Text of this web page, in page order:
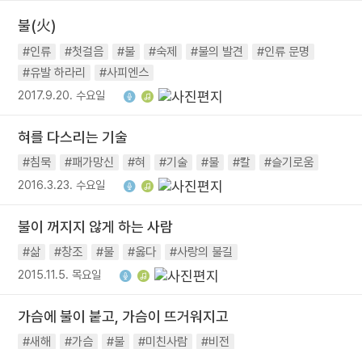
불(火)
#인류 #첫걸음 #불 #숙제 #불의 발견
#인류 문명
#유발 하라리
#사피엔스
2017.9.20. 수요일
혀를 다스리는 기술
#침묵 #패가망신 #혀 #기술 #불 #칼 #슬기로움
2016.3.23. 수요일
불이 꺼지지 않게 하는 사람
#삶 #창조 #불 #옳다 #사랑의 불길
2015.11.5. 목요일
가슴에 불이 붙고, 가슴이 뜨거워지고
#새해 #가슴 #불 #미친사람 #비전